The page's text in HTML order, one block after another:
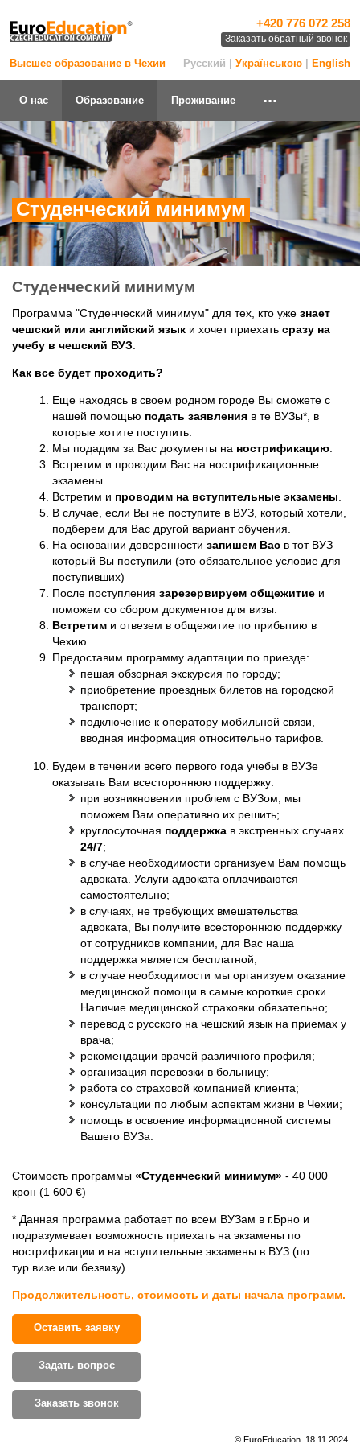
Высшее образование в Чехии
+420 776 072 258
Заказать обратный звонок
Русский | Українською English
О нас Образование Проживание ...
Студенческий минимум
Студенческий минимум
Программа "Студенческий минимум" для тех, кто уже знает
чешский или английский язык и хочет приехать сразу на
учебу в чешский ВУЗ
Как все будет проходить?
Еще находясь в своем родном городе Вы сможете с
нашей помощью подать заявления в те ВУЗы*, в
которые хотите поступить.
Мы подадим за Вас документы на нострификацию
Встретим и проводим Вас на нострификационные
экзамены.
Встретим и проводим на вступительные экзамены
В случае, если Вы не поступите в ВУЗ, который хотели,
подберем для Вас другой вариант обучения.
На основании доверенности запишем Вас в тот ВУЗ
который Вы поступили (это обязательное условие для
поступивших)
После поступления зарезервируем общежитие и
поможем со сбором документов для визы.
Встретим и отвезем в общежитие по прибытию в
Чехию.
Предоставим программу адаптации по приезде:
пешая обзорная экскурсия по городу;
приобретение проездных билетов на городской
транспорт;
подключение к оператору мобильной связи,
вводная информация относительно тарифов.
Будем в течении всего первого года учебы в ВУЗе
оказывать Вам всестороннюю поддержку:
при возникновении проблем с ВУЗом, мы
поможем Вам оперативно их решить;
круглосуточная поддержка в экстренных случаях
24/7;
в случае необходимости организуем Вам помощь
адвоката. Услуги адвоката оплачиваются
самостоятельно;
в случаях, не требующих вмешательства
адвоката, Вы получите всестороннюю поддержку
от сотрудников компании, для Вас наша
поддержка является бесплатной;
в случае необходимости мы организуем оказание
медицинской помощи в самые короткие сроки.
Наличие медицинской страховки обязательно;
перевод с русского на чешский язык на приемах у
врача;
рекомендации врачей различного профиля;
организация перевозки в больницу;
работа со страховой компанией клиента;
консультации по любым аспектам жизни в Чехии;
помощь в освоение информационной системы
Вашего ВУЗа.
Стоимость программы «Студенческий минимум» - 40 000
крон (1 600 €)
* Данная программа работает по всем ВУЗам в г.Брно и
подразумевает возможность приехать на экзамены по
нострификации и на вступительные экзамены в ВУЗ (по
тур.визе или безвизу).
Продолжительность, стоимость и даты начала программ.
Оставить заявку
Задать вопрос
Заказать звонок
© EuroEducation, 18.11.2024